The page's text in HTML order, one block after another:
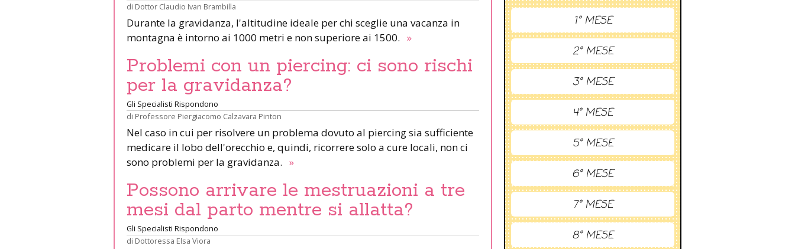
di Dottor Claudio Ivan Brambilla
Durante la gravidanza, l'altitudine ideale per chi sceglie una vacanza in
montagna è intorno ai 1000 metri e non superiore ai 1500. »
Problemi con un piercing: ci sono rischi
per la gravidanza?
Gli Specialisti Rispondono
di Professore Piergiacomo Calzavara Pinton
Nel caso in cui per risolvere un problema dovuto al piercing sia sufficiente
medicare il lobo dell'orecchio e, quindi, ricorrere solo a cure locali, non ci
sono problemi per la gravidanza. »
Possono arrivare le mestruazioni a tre
mesi dal parto mentre si allatta?
Gli Specialisti Rispondono
di Dottoressa Elsa Viora
1° MESE
2° MESE
3° MESE
4° MESE
5° MESE
6° MESE
7° MESE
8° MESE